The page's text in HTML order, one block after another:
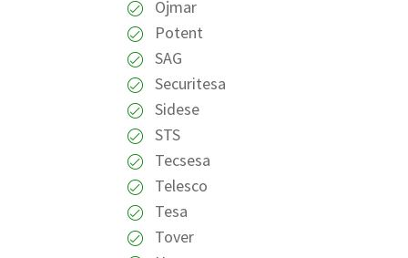
Ojmar
Potent
SAG
Securitesa
Sidese
STS
Tecsesa
Telesco
Tesa
Tover